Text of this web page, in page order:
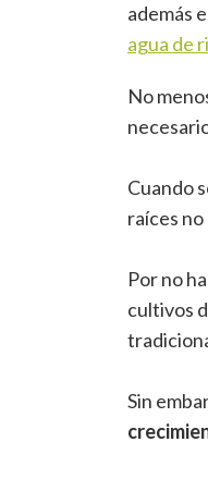
además
agua de
No
Cuando
raíces
Por no
cultivos
Sin